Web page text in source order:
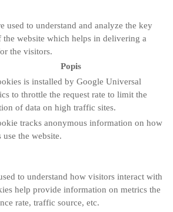
used to understand and analyze the key
the website which helps in delivering a
the visitors.
Popis
is installed by Google Universal
to throttle the request rate to limit the
of data on high traffic sites.
tracks anonymous information on how
use the website.
to understand how visitors interact with
help provide information on metrics the
rate, traffic source, etc.